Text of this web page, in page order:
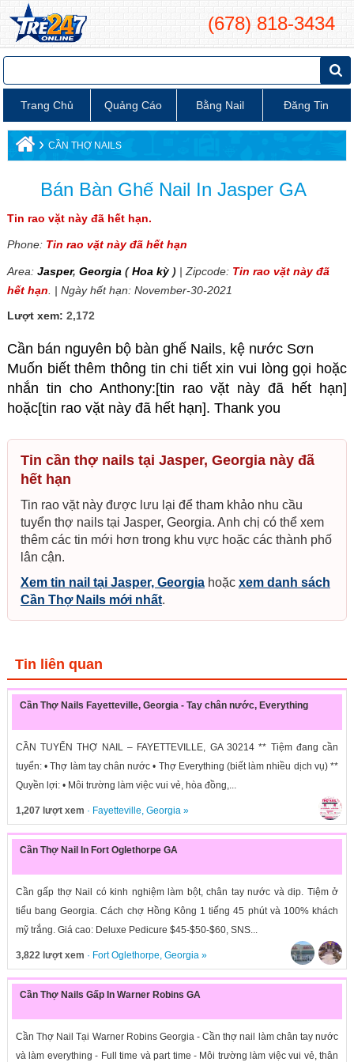
(678) 818-3434
Trang Chủ Quảng Cáo Bằng Nail Đăng Tin
› CẦN THỢ NAILS
Bán Bàn Ghế Nail In Jasper GA
Tin rao vặt này đã hết hạn.
Phone: Tin rao vặt này đã hết hạn
Area: Jasper, Georgia (Hoa kỳ)| Zipcode: Tin rao vặt này đã
hết hạn . | Ngày hết hạn: November-30-2021
Lượt xem: 2,172
Cần bán nguyên bộ bàn ghế Nails, kệ nước Sơn
Muốn biết thêm thông tin chi tiết xin vui lòng gọi hoặc
nhắn tin cho Anthony:[tin rao vặt này đã hết hạn]
hoặc[tin rao vặt này đã hết hạn]. Thank you
Tin cần thợ nails tại Jasper, Georgia này đã
hết hạn
Tin rao vặt này được lưu lại để tham khảo nhu cầu
tuyển thợ nails tại Jasper, Georgia. Anh chị có thể xem
thêm các tin mới hơn trong khu vực hoặc các thành phố
lân cận.
Xem tin nail tại Jasper, Georgiahoặc xem danh sách
Cần Thợ Nails mới nhất.
Tin liên quan
Cần Thợ Nails Fayetteville, Georgia - Tay chân nước, Everything
CẦN TUYỂN THỢ NAIL – FAYETTEVILLE, GA 30214 ** Tiệm đang cần
tuyển: • Thợ làm tay chân nước • Thợ Everything (biết làm nhiều dịch vụ) **
Quyền lợi: • Môi trường làm việc vui vẻ, hòa đồng,...
1,207 lượt xem · Fayetteville, Georgia»
Cần Thợ Nail In Fort Oglethorpe GA
Cần gấp thợ Nail có kinh nghiệm làm bột, chân tay nước và dip. Tiệm ở
tiểu bang Georgia. Cách chợ Hồng Kông 1 tiếng 45 phút và 100% khách
mỹ trắng. Giá cao: Deluxe Pedicure $45-$50-$60, SNS...
3,822 lượt xem · Fort Oglethorpe, Georgia»
Cần Thợ Nails Gấp In Warner Robins GA
Cần Thợ Nail Tại Warner Robins Georgia - Cần thợ nail làm chân tay nước
và làm everything - Full time và part time - Môi trường làm việc vui vẻ, thân